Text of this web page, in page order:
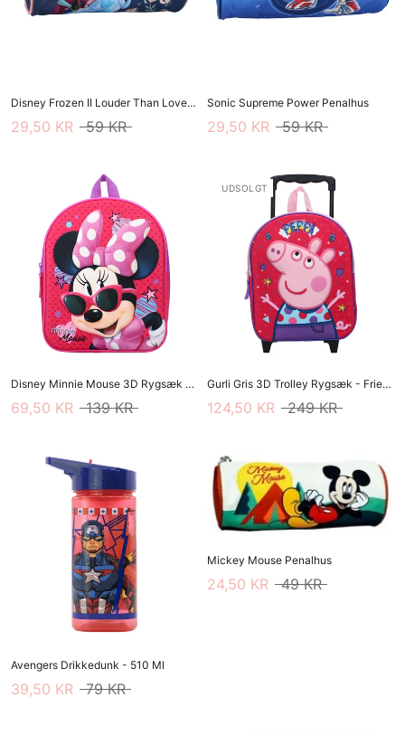
Disney Frozen II Louder Than Love Penalhus
29,50 KR 59 KR
Sonic Supreme Power Penalhus
29,50 KR 59 KR
Disney Minnie Mouse 3D Rygsæk - Friends Around Town
69,50 KR 139 KR
UDSOLGT
Gurli Gris 3D Trolley Rygsæk - Friends Around Town
124,50 KR 249 KR
Avengers Drikkedunk - 510 Ml
39,50 KR 79 KR
Mickey Mouse Penalhus
24,50 KR 49 KR